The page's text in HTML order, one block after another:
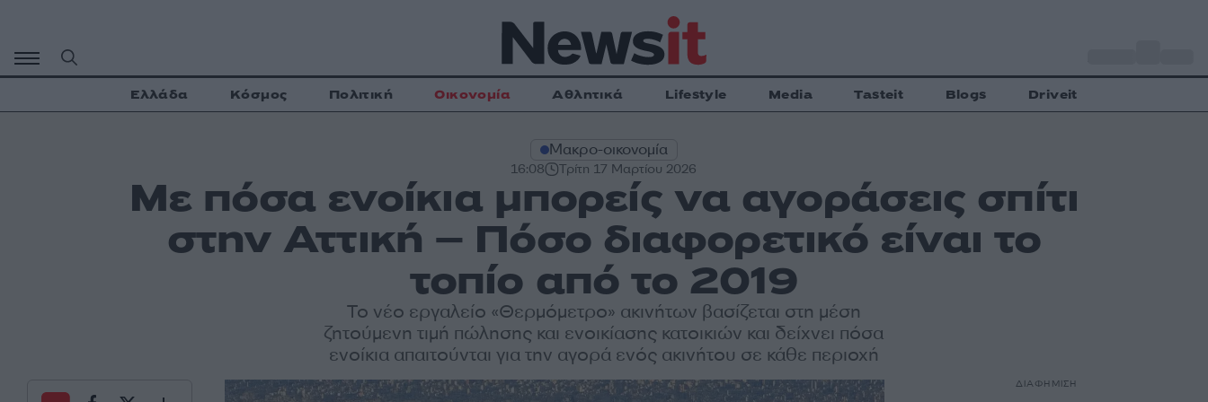
περιεχόμενο
Ελλάδα Κόσμος Πολιτική Οικονομία Αθλητικά Lifestyle Media Tasteit Blogs Driveit
Μακρο-οικονομία
16:08 Τρίτη 17 Μαρτίου 2026
Με πόσα ενοίκια μπορείς να αγοράσεις σπίτι
στην Αττική – Πόσο διαφορετικό είναι το
τοπίο από το 2019
Το νέο εργαλείο «Θερμόμετρο» ακινήτων βασίζεται στη μέση
ζητούμενη τιμή πώλησης και ενοικίασης κατοικιών και δείχνει πόσα
ενοίκια απαιτούνται για την αγορά ενός ακινήτου σε κάθε περιοχή
ΔΙΑΦΗΜΙΣΗ